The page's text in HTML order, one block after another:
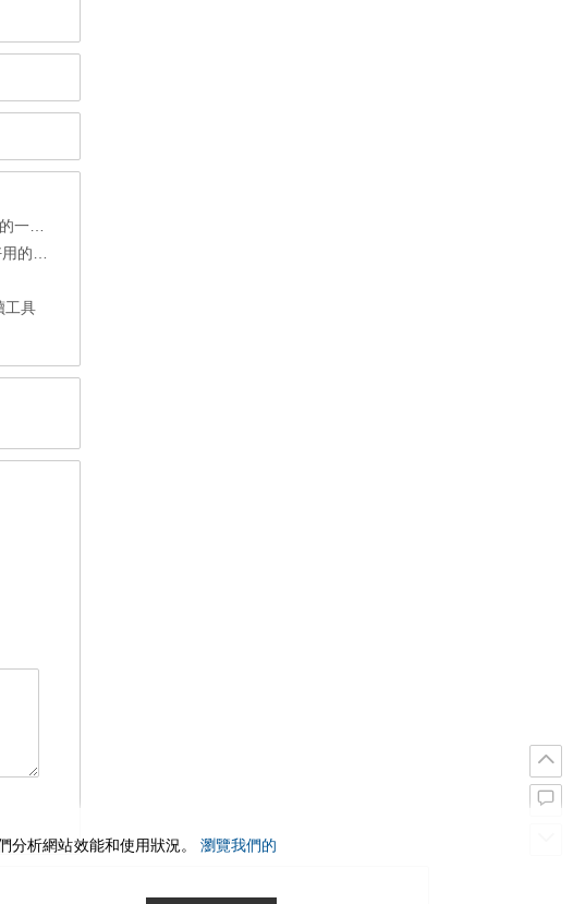
言版
工具
工具
分析網站效能和使用狀況。 瀏覽我們的